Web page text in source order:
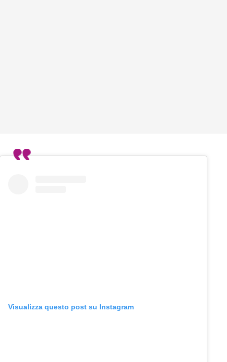
Visualizza questo post su Instagram